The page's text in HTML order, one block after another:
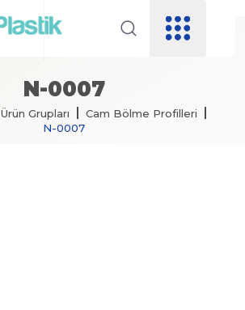
N-0007
Ürün Grupları
Cam Bölme Profilleri
N-0007